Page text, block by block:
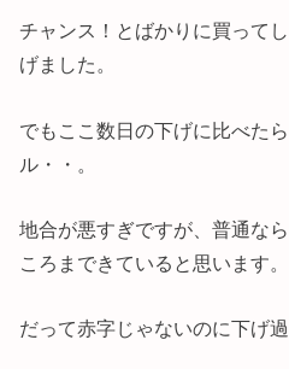
チャンス！とばかりに買って
げました。
でもここ数日の下げに比べた
ル・・。
地合が悪すぎですが、普通な
ころまできていると思います。
だって赤字じゃないのに下げ